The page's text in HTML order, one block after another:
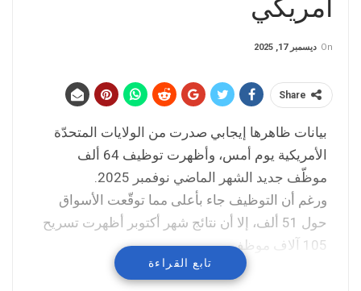
أمريكي
On ديسمبر 17, 2025
Share
بيانات ظاهرها إيجابي صدرت من الولايات المتحدّة
الأمريكية يوم أمس، وأظهرت توظيف 64 ألف
موظّف جديد الشهر الماضي نوفمبر 2025.
ورغم أن التوظيف جاء بأعلى مما توقّعت الأسواق
حول 51 ألف، إلا أن نتائج شهر أكتوبر أظهرت تسريح
105 آلاف موظف.
والقراءات التي صدرت للتوظيف في القطاعات غير
تابع القراءة